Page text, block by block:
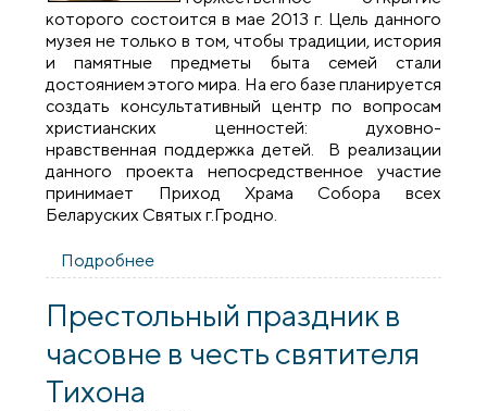
которого состоится в мае 2013 г. Цель данного
музея не только в том, чтобы традиции, история
и памятные предметы быта семей стали
достоянием этого мира. На его базе планируется
создать консультативный центр по вопросам
христианских ценностей: духовно-
нравственная поддержка детей. В реализации
данного проекта непосредственное участие
принимает Приход Храма Собора всех
Беларуских Святых г.Гродно.
Подробнее
Престольный праздник в
часовне в честь cвятителя
Тихона